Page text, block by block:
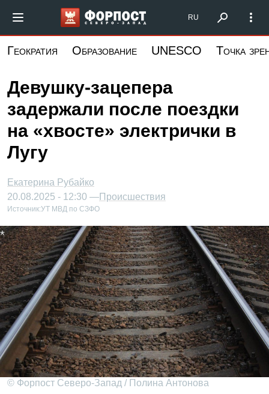
основному
Форпост Северо-Запад
RU
Геократия Образование UNESCO Точка
Девушку-зацепера
задержали после поездки
на «хвосте» электрички в
Лугу
Екатерина Рубайко
20.08.2025 - 12:30 —Происшествия
Источник:УТ МВД по СЗФО
© Форпост Северо-Запад / Полина Антонова